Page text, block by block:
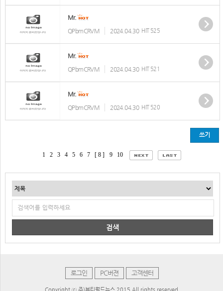
Mr.
QPbmCRVM
2024.04.30 HIT 525
Mr.
QPbmCRVM
2024.04.30 HIT 521
Mr.
QPbmCRVM
2024.04.30 HIT 520
쓰기
1 2 3 4 5 6 7 [ 8 ] 9 10
검색
로그인 PC버젼 고객센터